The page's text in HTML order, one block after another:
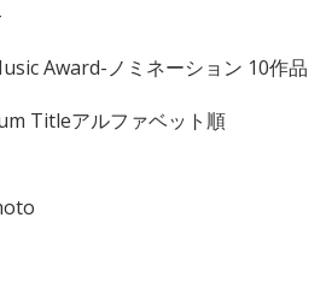
Award-ノミネーション 10作品
Titleアルファベット順